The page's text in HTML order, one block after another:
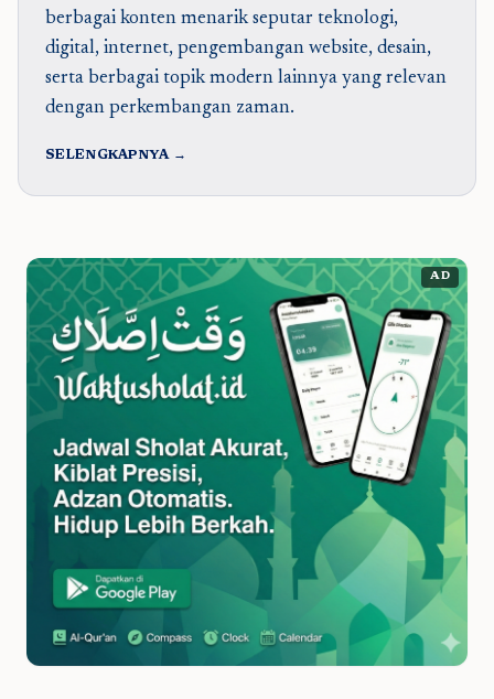
berbagai konten menarik seputar teknologi,
digital, internet, pengembangan website, desain,
serta berbagai topik modern lainnya yang relevan
dengan perkembangan zaman.
SELENGKAPNYA →
AD